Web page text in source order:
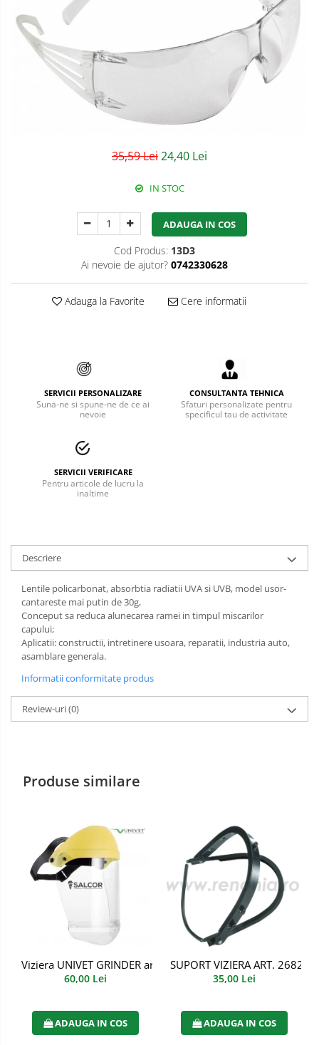
Jachete/Bluze Salopeta
Pantaloni cu pieptar
Pantaloni de lucru
Pantaloni scurti
Sorturi de protectie
Veste
Centuri
Mijloace de legatura
Opritoare de cadere
Puncte de ancorare
Sisteme de acces in canale
Sandale de protectie
Bocanci de protectie
Accesorii
Cizme de protectie
Incaltaminte alba de protectie
Pantofi fara protectie
Manusi fibre speciale
Manusi fibre speciale impregnate
Manusi latex
Manusi neopren
Manusi nitril
Manusi PVC
Manusi textil
Manusi tricot impregnat
35,59 Lei24,40 Lei
IN STOC
ADAUGA IN COS
Cod Produs: 13D3
Ai nevoie de ajutor? 0742330628
Adauga la Favorite Cere informatii
SERVICII PERSONALIZARE
Suna-ne si spune-ne de ce ai
nevoie
CONSULTANTA TEHNICA
Sfaturi personalizate pentru
specificul tau de activitate
SERVICII VERIFICARE
Pentru articole de lucru la
inaltime
Descriere
Lentile policarbonat, absorbtia radiatii UVA si UVB, model usor-
cantareste mai putin de 30g,
Conceput sa reduca alunecarea ramei in timpul miscarilor
capului;
Aplicatii: constructii, intretinere usoara, reparatii, industria auto,
asamblare generala.
Informatii conformitate produs
Review-uri(0)
Produse similare
Viziera UNIVET GRINDER art. 4113
60,00 Lei
ADAUGA IN COS
SUPORT VIZIERA ART. 2682 S
35,00 Lei
ADAUGA IN COS